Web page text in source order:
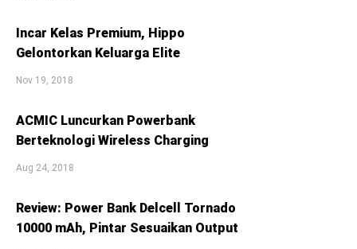
Incar Kelas Premium, Hippo
Gelontorkan Keluarga Elite
Nov 19, 2018
ACMIC Luncurkan Powerbank
Berteknologi Wireless Charging
Aug 24, 2018
Review: Power Bank Delcell Tornado
10000 mAh, Pintar Sesuaikan Output